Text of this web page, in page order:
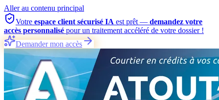
Aller au contenu principal
Votre espace client sécurisé IA est prêt — demandez votre
accès personnalisé pour un traitement accéléré de votre dossier !
Demander mon accès